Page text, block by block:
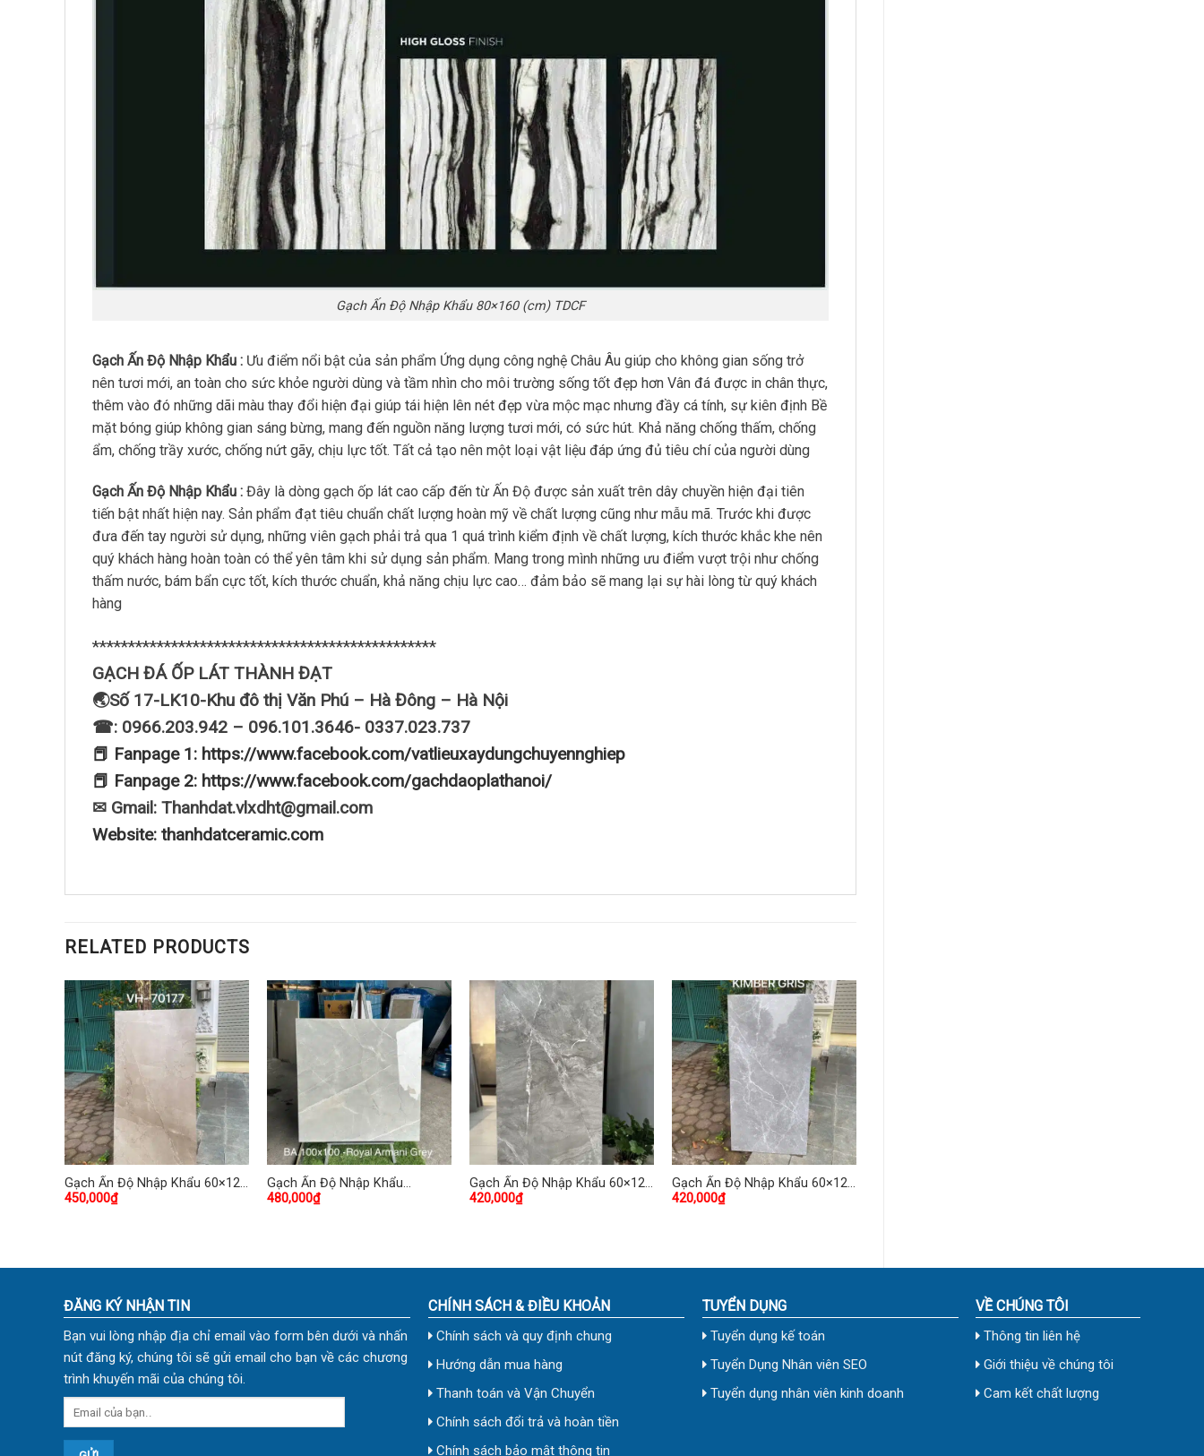
Gạch Ấn Độ Nhập Khẩu 80×160 (cm) TDCF
Gạch Ấn Độ Nhập Khẩu : Ưu điểm nổi bật của sản phẩm Ứng dụng công nghệ Châu Âu giúp cho không gian sống trở
nên tươi mới, an toàn cho sức khỏe người dùng và tầm nhìn cho môi trường sống tốt đẹp hơn Vân đá được in chân thực,
thêm vào đó những dãi màu thay đổi hiện đại giúp tái hiện lên nét đẹp vừa mộc mạc nhưng đầy cá tính, sự kiên định Bề
mặt bóng giúp không gian sáng bừng, mang đến nguồn năng lượng tươi mới, có sức hút. Khả năng chống thấm, chống
ẩm, chống trầy xước, chống nứt gãy, chịu lực tốt. Tất cả tạo nên một loại vật liệu đáp ứng đủ tiêu chí của người dùng
Gạch Ấn Độ Nhập Khẩu : Đây là dòng gạch ốp lát cao cấp đến từ Ấn Độ được sản xuất trên dây chuyền hiện đại tiên
tiến bật nhất hiện nay. Sản phẩm đạt tiêu chuẩn chất lượng hoàn mỹ về chất lượng cũng như mẫu mã. Trước khi được
đưa đến tay người sử dụng, những viên gạch phải trả qua 1 quá trình kiểm định về chất lượng, kích thước khắc khe nên
quý khách hàng hoàn toàn có thể yên tâm khi sử dụng sản phẩm. Mang trong mình những ưu điểm vượt trội như chống
thấm nước, bám bẩn cực tốt, kích thước chuẩn, khả năng chịu lực cao… đảm bảo sẽ mang lại sự hài lòng từ quý khách
hàng
************************************************
GẠCH ĐÁ ỐP LÁT THÀNH ĐẠT
🌏Số 17-LK10-Khu đô thị Văn Phú – Hà Đông – Hà Nội
☎: 0966.203.942 – 096.101.3646- 0337.023.737
📕 Fanpage 1: https://www.facebook.com/vatlieuxaydungchuyennghiep
📕 Fanpage 2: https://www.facebook.com/gachdaoplathanoi/
✉ Gmail: Thanhdat.vlxdht@gmail.com
Website: thanhdatceramic.com
RELATED PRODUCTS
Gạch Ấn Độ Nhập Khẩu 60×120
(cm) TDVH-05
450,000₫
Gạch Ấn Độ Nhập Khẩu
100×100 (cm) TDBA-04
480,000₫
Gạch Ấn Độ Nhập Khẩu 60×120
(cm) TDHP-07
420,000₫
Gạch Ấn Độ Nhập Khẩu 60×120
(cm) TDVH-02
420,000₫
ĐĂNG KÝ NHẬN TIN
Bạn vui lòng nhập địa chỉ email vào form bên dưới và nhấn
nút đăng ký, chúng tôi sẽ gửi email cho bạn về các chương
trình khuyến mãi của chúng tôi.
CHÍNH SÁCH & ĐIỀU KHOẢN
Chính sách và quy định chung
Hướng dẫn mua hàng
Thanh toán và Vận Chuyển
Chính sách đổi trả và hoàn tiền
Chính sách bảo mật thông tin
TUYỂN DỤNG
Tuyển dụng kế toán
Tuyển Dụng Nhân viên SEO
Tuyển dụng nhân viên kinh doanh
VỀ CHÚNG TÔI
Thông tin liên hệ
Giới thiệu về chúng tôi
Cam kết chất lượng